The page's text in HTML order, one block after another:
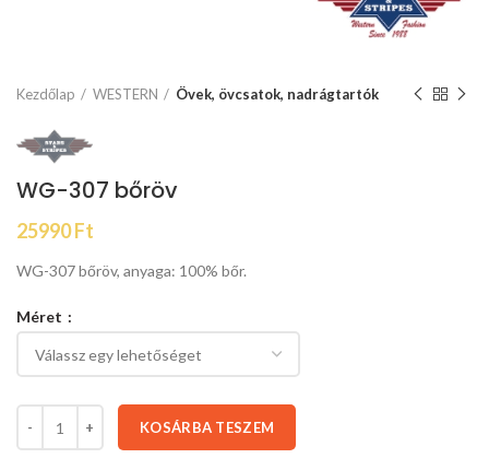
Kezdőlap WESTERN Övek, övcsatok, nadrágtartók
WG-307 bőröv
25990Ft
WG-307 bőröv, anyaga: 100% bőr.
Méret
KOSÁRBA TESZEM